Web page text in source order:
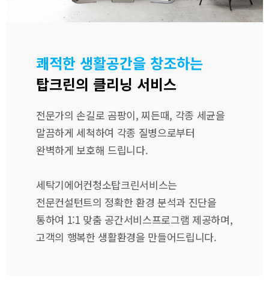
쾌적한 생활공간을 창조하는
탑크린의 클리닝 서비스
전문가의 손길로 곰팡이, 찌든때, 각종 세균을
말끔하게 세척하여 각종 질병으로부터
완벽하게 보호해 드립니다.
세탁기에어컨청소탑크린서비스는
전문컨설턴트의 정확한 환경 분석과 진단을
통하여 1:1 맞춤 공간서비스프로그램 제공하며,
고객의 행복한 생활환경을 만들어드립니다.